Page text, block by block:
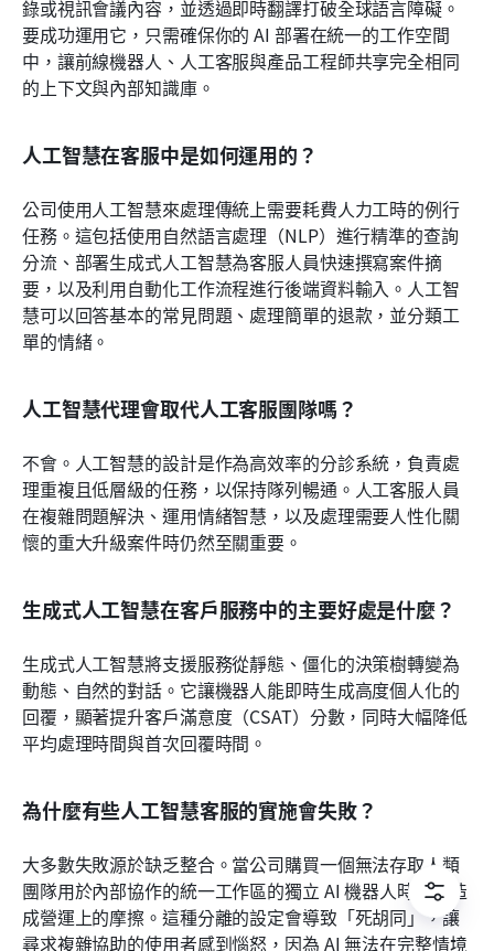
錄或視訊會議內容，並透過即時翻譯打破全球語言障礙。
要成功運用它，只需確保你的 AI 部署在統一的工作空間
中，讓前線機器人、人工客服與產品工程師共享完全相同
的上下文與內部知識庫。
人工智慧在客服中是如何運用的？
公司使用人工智慧來處理傳統上需要耗費人力工時的例行
任務。這包括使用自然語言處理（NLP）進行精準的查詢
分流、部署生成式人工智慧為客服人員快速撰寫案件摘
要，以及利用自動化工作流程進行後端資料輸入。人工智
慧可以回答基本的常見問題、處理簡單的退款，並分類工
單的情緒。
人工智慧代理會取代人工客服團隊嗎？
不會。人工智慧的設計是作為高效率的分診系統，負責處
理重複且低層級的任務，以保持隊列暢通。人工客服人員
在複雜問題解決、運用情緒智慧，以及處理需要人性化關
懷的重大升級案件時仍然至關重要。
生成式人工智慧在客戶服務中的主要好處是什麼？
生成式人工智慧將支援服務從靜態、僵化的決策樹轉變為
動態、自然的對話。它讓機器人能即時生成高度個人化的
回覆，顯著提升客戶滿意度（CSAT）分數，同時大幅降低
平均處理時間與首次回覆時間。
為什麼有些人工智慧客服的實施會失敗？
大多數失敗源於缺乏整合。當公司購買一個無法存取人類
團隊用於內部協作的統一工作區的獨立 AI 機器人時，會造
成營運上的摩擦。這種分離的設定會導致「死胡同」，讓
尋求複雜協助的使用者感到惱怒，因為 AI 無法在完整情境